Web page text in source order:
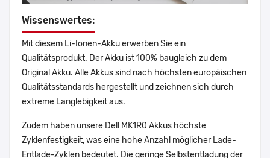
Wissenswertes:
Mit diesem Li-Ionen-Akku erwerben Sie ein
Qualitätsprodukt. Der Akku ist 100% baugleich zu dem
Original Akku. Alle Akkus sind nach höchsten europäischen
Qualitätsstandards hergestellt und zeichnen sich durch
extreme Langlebigkeit aus.
Zudem haben unsere Dell MK1R0 Akkus höchste
Zyklenfestigkeit, was eine hohe Anzahl möglicher Lade-
Entlade-Zyklen bedeutet. Die geringe Selbstentladung der